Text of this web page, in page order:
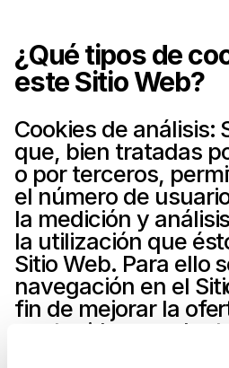
¿Qué tipos de
este Sitio Web?
Cookies de análisis:
que, bien tratadas
o por terceros,
el número de
la medición y
la utilización que
Sitio Web. Para ello
navegación en el
fin de mejorar la
contenidos,
que se muestran